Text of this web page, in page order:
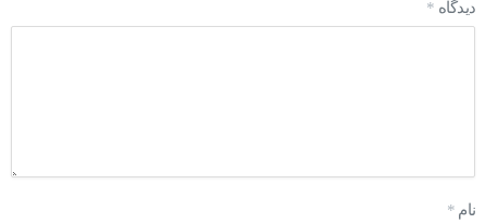
دیدگاه*
نام*